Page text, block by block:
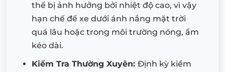
thể bị ảnh hưởng bởi nhiệt độ cao, vì vậy
hạn chế để xe dưới ánh nắng mặt trời
quá lâu hoặc trong môi trường nóng, ẩm
kéo dài.
Kiểm Tra Thường Xuyên: Định kỳ kiểm